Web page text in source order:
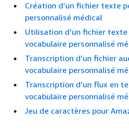
Création d’un fichier texte
personnalisé médical
Utilisation d’un fichier texte
vocabulaire personnalisé
Transcription d’un fichier
vocabulaire personnalisé
Transcription d’un flux en
vocabulaire personnalisé
Jeu de caractères pour